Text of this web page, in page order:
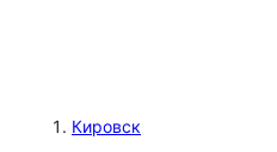
Кировск